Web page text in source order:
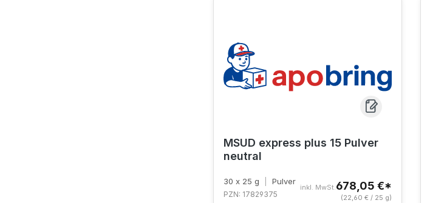
MSUD express plus 15 Pulver
neutral
30 x 25 g Pulver
PZN: 17829375
inkl. MwSt.678,05 €*
(22,60 € / 25 g)